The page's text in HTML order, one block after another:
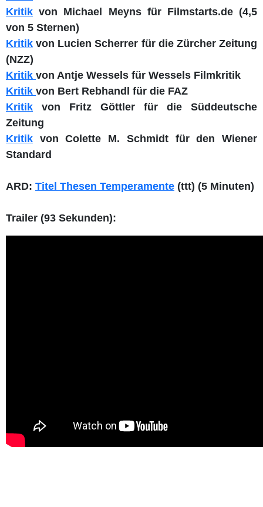
Kritik von Michael Meyns für Filmstarts.de (4,5
von 5 Sternen)
Kritik von Lucien Scherrer für die Zürcher Zeitung
(NZZ)
Kritik von Antje Wessels für Wessels Filmkritik
Kritik von Bert Rebhandl für die FAZ
Kritik von Fritz Göttler für die Süddeutsche
Zeitung
Kritik von Colette M. Schmidt für den Wiener
Standard
ARD: Titel Thesen Temperamente (ttt) (5 Minuten)
Trailer (93 Sekunden):